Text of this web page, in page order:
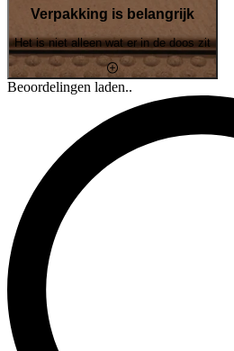
Verpakking is belangrijk
Het is niet alleen wat er in de doos zit
Beoordelingen laden..